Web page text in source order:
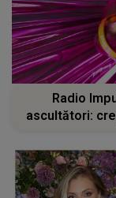
Radio
ascultători: